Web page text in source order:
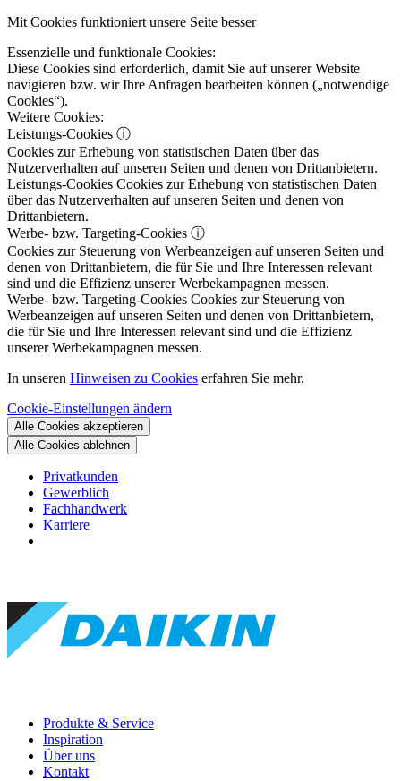
Mit Cookies funktioniert unsere Seite besser
Essenzielle und funktionale Cookies:
Diese Cookies sind erforderlich, damit Sie auf unserer Website
navigieren bzw. wir Ihre Anfragen bearbeiten können („notwendige
Cookies“).
Weitere Cookies:
Leistungs-Cookies ⓘ
Cookies zur Erhebung von statistischen Daten über das
Nutzerverhalten auf unseren Seiten und denen von Drittanbietern.
Leistungs-Cookies Cookies zur Erhebung von statistischen Daten
über das Nutzerverhalten auf unseren Seiten und denen von
Drittanbietern.
Werbe- bzw. Targeting-Cookies ⓘ
Cookies zur Steuerung von Werbeanzeigen auf unseren Seiten und
denen von Drittanbietern, die für Sie und Ihre Interessen relevant
sind und die Effizienz unserer Werbekampagnen messen.
Werbe- bzw. Targeting-Cookies Cookies zur Steuerung von
Werbeanzeigen auf unseren Seiten und denen von Drittanbietern,
die für Sie und Ihre Interessen relevant sind und die Effizienz
unserer Werbekampagnen messen.
In unseren Hinweisen zu Cookies erfahren Sie mehr.
Cookie-Einstellungen ändern
Alle Cookies akzeptieren
Alle Cookies ablehnen
Privatkunden
Gewerblich
Fachhandwerk
Karriere
Produkte & Service
Inspiration
Über uns
Kontakt